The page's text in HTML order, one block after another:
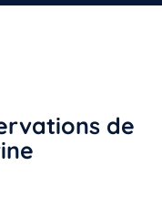
de